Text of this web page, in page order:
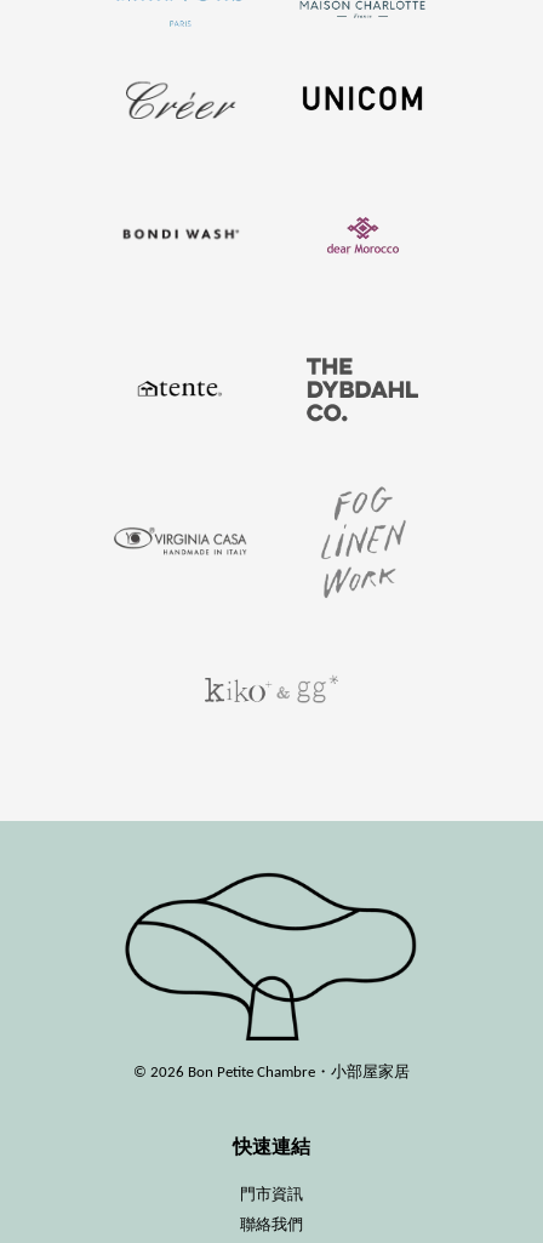
© 2026 Bon Petite Chambre・小部屋家居
快速連結
門市資訊
聯絡我們